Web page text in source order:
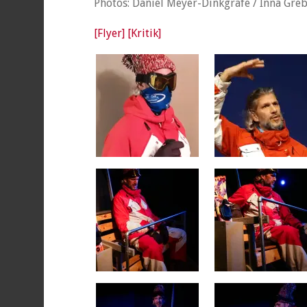
Photos: Daniel Meyer-Dinkgräfe / Inna
[Flyer] [Kritik]